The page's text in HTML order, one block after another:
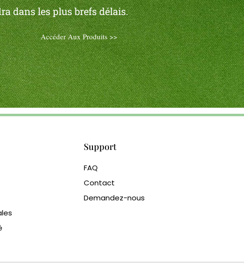
dans les plus brefs délais.
Accéder Aux Produits >>
Support
FAQ
Contact
Demandez-nous